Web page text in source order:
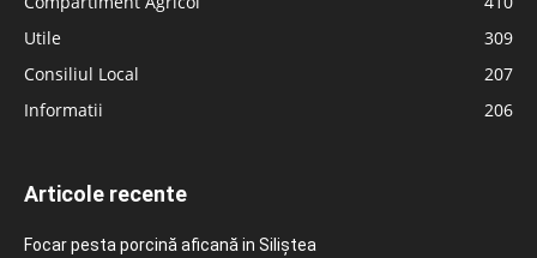
Utile
309
Consiliul Local
207
Informatii
206
Articole recente
Focar pesta porcină aficană in Siliștea